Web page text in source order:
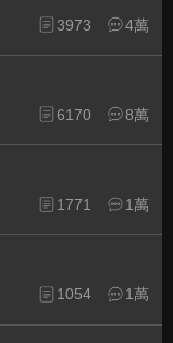
3973 4萬
6170 8萬
1771 1萬
1054 1萬